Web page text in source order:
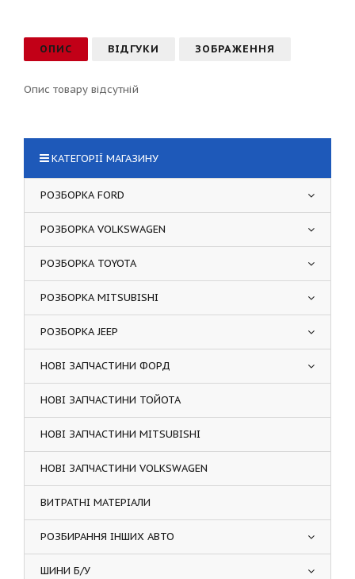
ОПИС ВІДГУКИ ЗОБРАЖЕННЯ
Опис товару відсутній
КАТЕГОРІЇ МАГАЗИНУ
РОЗБОРКА FORD
РОЗБОРКА VOLKSWAGEN
РОЗБОРКА TOYOTA
РОЗБОРКА MITSUBISHI
РОЗБОРКА JEEP
НОВІ ЗАПЧАСТИНИ ФОРД
НОВІ ЗАПЧАСТИНИ ТОЙОТА
НОВІ ЗАПЧАСТИНИ MITSUBISHI
НОВІ ЗАПЧАСТИНИ VOLKSWAGEN
ВИТРАТНІ МАТЕРІАЛИ
РОЗБИРАННЯ ІНШИХ АВТО
ШИНИ Б/У